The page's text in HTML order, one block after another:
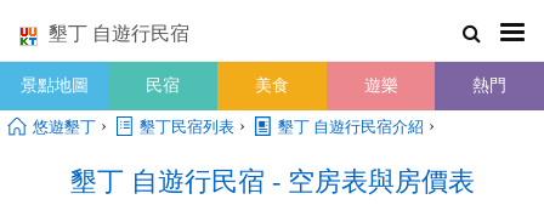
墾丁 自遊行民宿
景點地圖 民宿 美食 遊樂 熱門
悠遊墾丁 › 墾丁民宿列表 › 墾丁 自遊行民宿介紹 ›
墾丁 自遊行民宿 - 空房表與房價表